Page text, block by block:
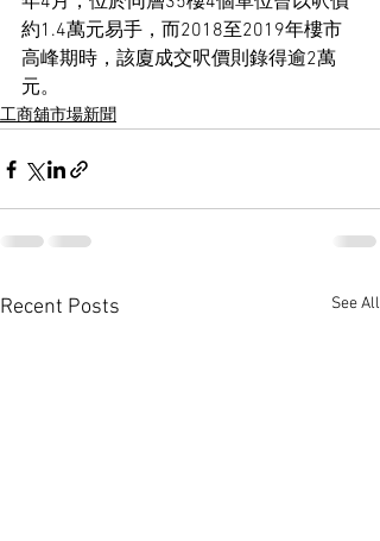
約1.4萬元易手，而2018至2019年樓市
高峰期時，該廈成交呎價則錄得逾2萬
元。
工商舖市場新聞
Recent Posts See All